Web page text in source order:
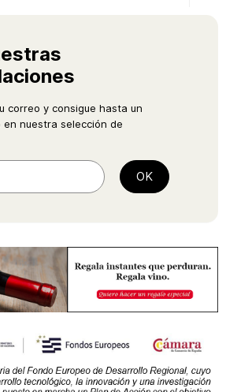
correo y consigue hasta un
en nuestra selección de